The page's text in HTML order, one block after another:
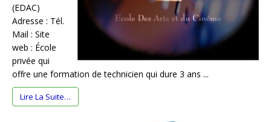
(EDAC)
Adresse : Tél.
Mail : Site
web : École
privée qui
offre une formation de technicien qui dure 3 ans ...
Lire La Suite…